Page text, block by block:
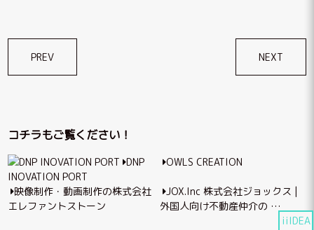
iiIDEA
稿
ゲ
ー
シ
ョ
PREV NEXT
コチラもご覧ください！
DNP
INOVATION PORT
OWLS CREATION
映像制作・動画制作の株式会社
エレファントストーン
JOX.Inc 株式会社ジョックス |
外国人向け不動産仲介の …